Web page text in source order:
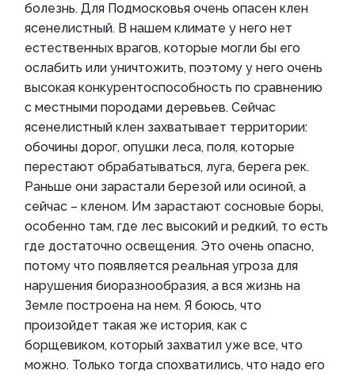
болезнь. Для Подмосковья очень опасен клен
ясенелистный. В нашем климате у него нет
естественных врагов, которые могли бы его
ослабить или уничтожить, поэтому у него очень
высокая конкурентоспособность по сравнению
с местными породами деревьев. Сейчас
ясенелистный клен захватывает территории:
обочины дорог, опушки леса, поля, которые
перестают обрабатываться, луга, берега рек.
Раньше они зарастали березой или осиной, а
сейчас – кленом. Им зарастают сосновые боры,
особенно там, где лес высокий и редкий, то есть
где достаточно освещения. Это очень опасно,
потому что появляется реальная угроза для
нарушения биоразнообразия, а вся жизнь на
Земле построена на нем. Я боюсь, что
произойдет такая же история, как с
борщевиком, который захватил уже все, что
можно. Только тогда спохватились, что надо его